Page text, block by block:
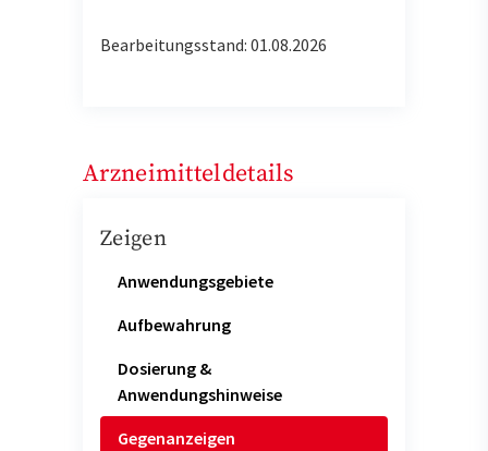
Bearbeitungsstand: 01.08.2026
Arzneimitteldetails
Zeigen
Anwendungsgebiete
Aufbewahrung
Dosierung &
Anwendungshinweise
Gegenanzeigen